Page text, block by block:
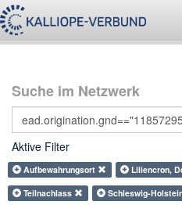
Suche im Netzwerk
Aktive Filter
Aufbewahrungsort
Liliencron,
Teilnachlass
Schleswig-